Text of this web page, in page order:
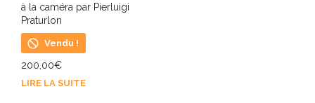
à la caméra par Pierluigi
Praturlon
Vendu !
200,00€
LIRE LA SUITE